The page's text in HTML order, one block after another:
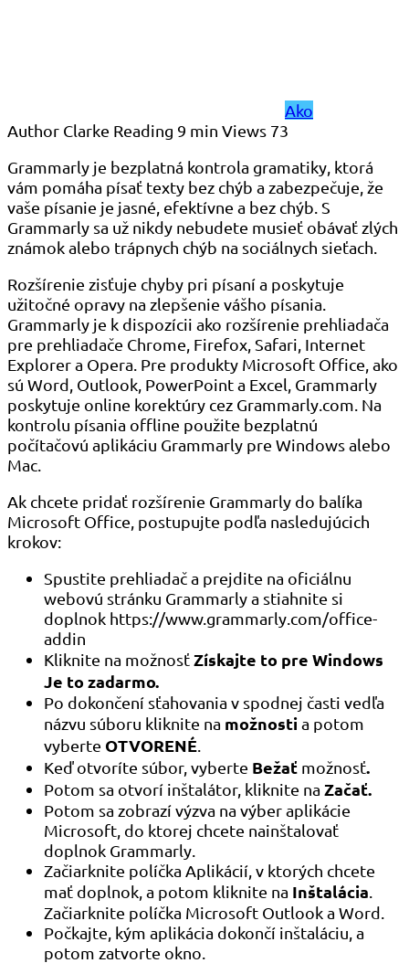
Ako
Author Clarke Reading 9 min Views 73
Grammarly je bezplatná kontrola gramatiky, ktorá
vám pomáha písať texty bez chýb a zabezpečuje, že
vaše písanie je jasné, efektívne a bez chýb. S
Grammarly sa už nikdy nebudete musieť obávať zlých
známok alebo trápnych chýb na sociálnych sieťach.
Rozšírenie zisťuje chyby pri písaní a poskytuje
užitočné opravy na zlepšenie vášho písania.
Grammarly je k dispozícii ako rozšírenie prehliadača
pre prehliadače Chrome, Firefox, Safari, Internet
Explorer a Opera. Pre produkty Microsoft Office, ako
sú Word, Outlook, PowerPoint a Excel, Grammarly
poskytuje online korektúry cez Grammarly.com. Na
kontrolu písania offline použite bezplatnú
počítačovú aplikáciu Grammarly pre Windows alebo
Mac.
Ak chcete pridať rozšírenie Grammarly do balíka
Microsoft Office, postupujte podľa nasledujúcich
krokov:
Spustite prehliadač a prejdite na oficiálnu
webovú stránku Grammarly a stiahnite si
doplnok https://www.grammarly.com/office-
addin
Kliknite na možnosťZískajte to pre Windows
Je to zadarmo.
Po dokončení sťahovania v spodnej časti vedľa
názvu súboru kliknite na možnostia potom
vyberte OTVORENÉ
Keď otvoríte súbor, vyberte Bežať možnosť.
Potom sa otvorí inštalátor, kliknite na Začať.
Potom sa zobrazí výzva na výber aplikácie
Microsoft, do ktorej chcete nainštalovať
doplnok Grammarly.
Začiarknite políčka Aplikácií, v ktorých chcete
mať doplnok, a potom kliknite na Inštalácia
Začiarknite políčka Microsoft Outlook a Word.
Počkajte, kým aplikácia dokončí inštaláciu, a
potom zatvorte okno.